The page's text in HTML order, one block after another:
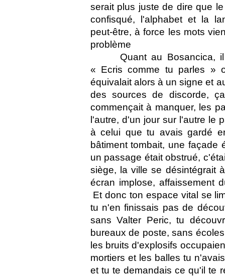
serait plus juste de dire que
confisqué, l'alphabet et la
peut-être, à force les mots
problème 
Quant au Bosancica,
« Ecris comme tu parles »
équivalait alors à un signe et
des sources de discorde,
commençait à manquer, les
l'autre, d'un jour sur l'autre le
à celui que tu avais gardé
bâtiment tombait, une façade
un passage était obstrué,
siège, la ville se désintégrait
écran implose, affaissement
 Et donc ton espace vital se
tu n'en finissais pas de
sans Valter Peric, tu
bureaux de poste, sans
les bruits d'explosifs
mortiers et les balles tu
et tu te demandais ce qu'il te